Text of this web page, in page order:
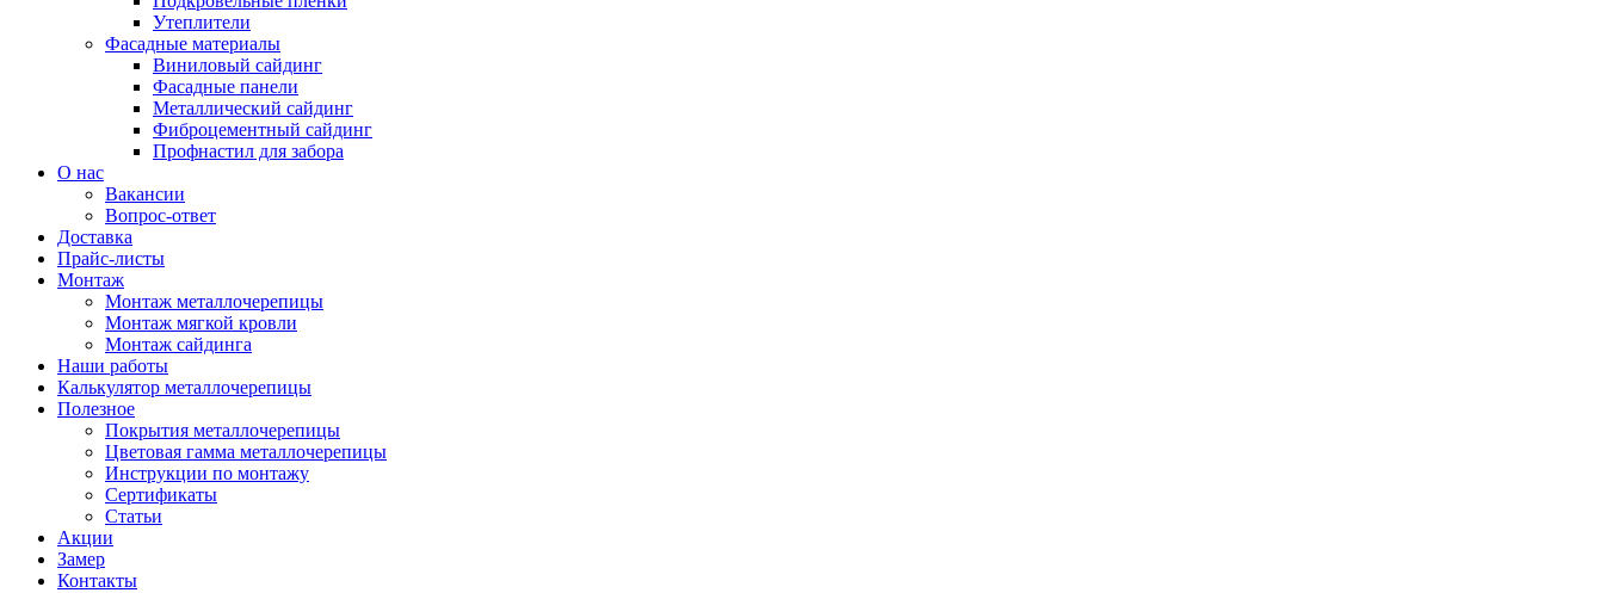
Утеплители
Фасадные материалы
Виниловый сайдинг
Фасадные панели
Металлический сайдинг
Фиброцементный сайдинг
Профнастил для забора
О нас
Вакансии
Вопрос-ответ
Доставка
Прайс-листы
Монтаж
Монтаж металлочерепицы
Монтаж мягкой кровли
Монтаж сайдинга
Наши работы
Калькулятор металлочерепицы
Полезное
Покрытия металлочерепицы
Цветовая гамма металлочерепицы
Инструкции по монтажу
Сертификаты
Статьи
Акции
Замер
Контакты